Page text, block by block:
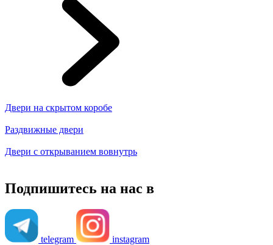
Двери на скрытом коробе
Раздвижные двери
Двери с открыванием вовнутрь
Подпишитесь на нас в
telegram
instagram